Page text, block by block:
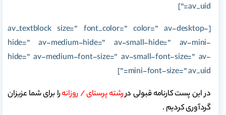
av_uid=”]
[av_textblock size=” font_color=” color=” av-desktop-
hide=” av-medium-hide=” av-small-hide=” av-mini-
hide=” av-medium-font-size=” av-small-font-size=” av-
mini-font-size=” av_uid=”]
در این پست کارنامه قبولی دررشته پرستای / روزانهرا برای شما عزیزان
گردآوری کردیم .